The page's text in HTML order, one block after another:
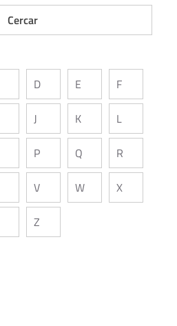
D E F
J K L
P Q R
V W X
Z